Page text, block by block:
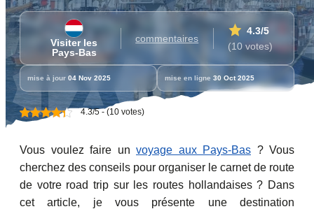
Visiter les
Pays-Bas
commentaires
4.3/5
(10 votes)
mise à jour 04 Nov 2025 mise en ligne 30 Oct 2025
4.3/5 - (10 votes)
Vous voulez faire un voyage aux Pays-Bas ? Vous
cherchez des conseils pour organiser le carnet de route
de votre road trip sur les routes hollandaises ? Dans
cet article, je vous présente une destination